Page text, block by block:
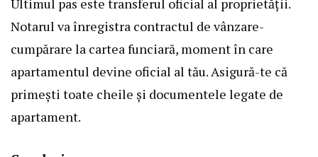
Ultimul pas este transferul oficial al proprietății.
Notarul va înregistra contractul de vânzare-
cumpărare la cartea funciară, moment în care
apartamentul devine oficial al tău. Asigură-te că
primești toate cheile și documentele legate de
apartament.